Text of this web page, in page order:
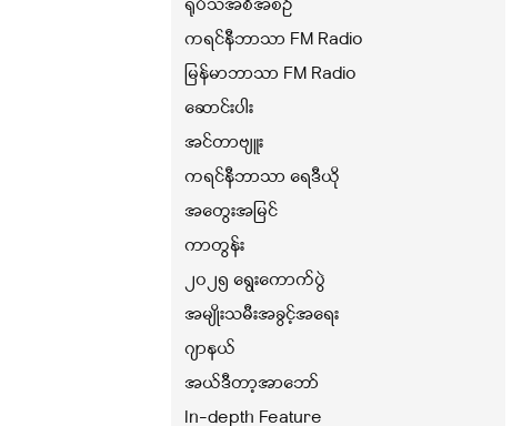
ရုပ်သံအစီအစဉ်
ကရင်နီဘာသာ FM Radio
မြန်မာဘာသာ FM Radio
ဆောင်းပါး
အင်တာဗျူး
ကရင်နီဘာသာ ရေဒီယို
အတွေးအမြင်
ကာတွန်း
၂၀၂၅ ရွေးကောက်ပွဲ
အမျိုးသမီးအခွင့်အရေး
ဂျာနယ်
အယ်ဒီတာ့အာဘော်
In-depth Feature